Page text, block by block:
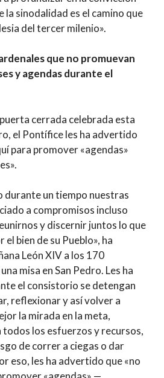
la sinodalidad es el camino que
del tercer milenio».
que no promuevan
y agendas durante el
cerrada celebrada esta
el Pontífice les ha advertido
para promover «agendas»
durante un tiempo nuestras
a compromisos incluso
y discernir juntos lo que
el bien de su Pueblo», ha
León XIV a los 170
misa en San Pedro. Les ha
el consistorio se detengan
reflexionar y así volver a
la mirada en la meta,
todos los esfuerzos y recursos,
de correr a ciegas o dar
eso, les ha advertido que «no